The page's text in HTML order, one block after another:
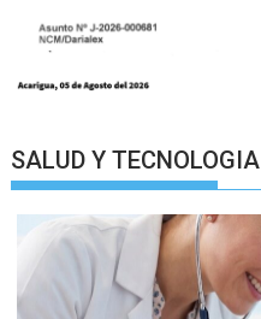
SALUD Y TECNOLOGIA